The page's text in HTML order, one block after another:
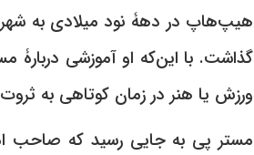
هیپ‌هاپ در دهۀ نود میلادی به
گذاشت. با این‌که او آموزشی دربارۀ
ورزش یا هنر در زمان کوتاهی به
مستر پی به جایی رسید که صاحب